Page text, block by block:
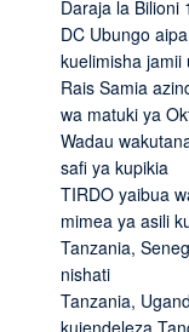
Daraja la Bilioni
DC Ubungo
kuelimisha jamii
Rais Samia
wa matuki ya
Wadau
safi ya kupikia
TIRDO yaibua
mimea ya asili
Tanzania,
nishati
Tanzania,
kuiendeleza